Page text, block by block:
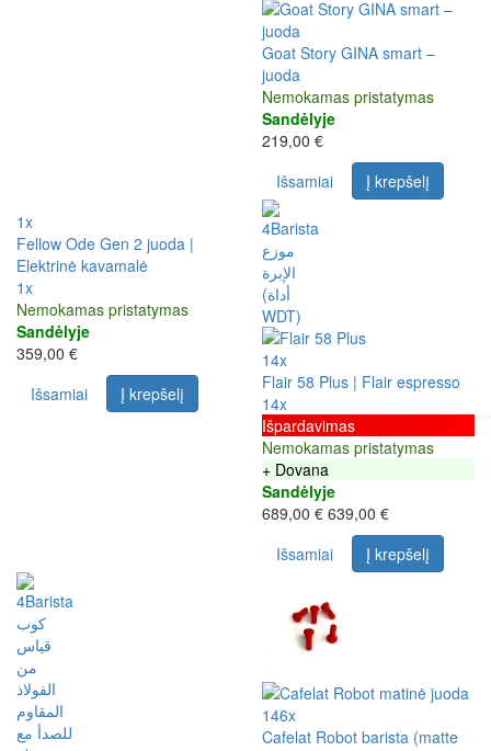
1x
Fellow Ode Gen 2 juoda |
Elektrinė kavamalė
1x
Nemokamas pristatymas
Sandėlyje
359,00 €
Išsamiai
Į krepšelį
Goat Story GINA smart –
juoda
Nemokamas pristatymas
Sandėlyje
219,00 €
Išsamiai
Į krepšelį
14x
Flair 58 Plus | Flair espresso
14x
Išpardavimas
Nemokamas pristatymas
+ Dovana
Sandėlyje
689,00 € 639,00 €
Išsamiai
Į krepšelį
146x
Cafelat Robot barista (matte